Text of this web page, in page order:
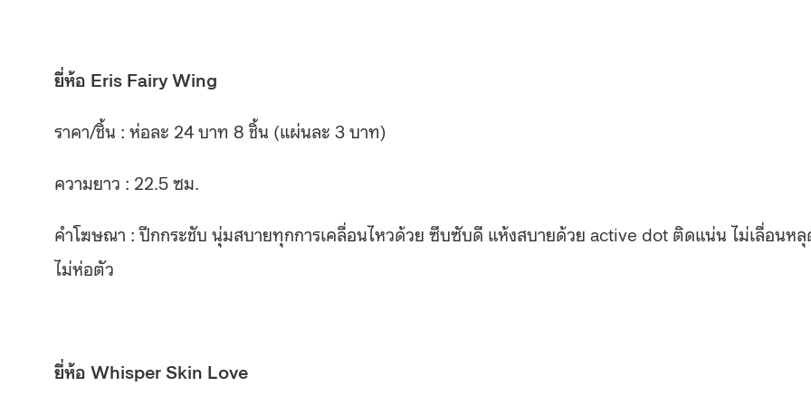
ยี่ห้อ Eris Fairy Wing
ราคา/ชิ้น : ห่อละ 24 บาท 8 ชิ้น (แผ่นละ 3 บาท)
ความยาว : 22.5 ซม.
คำโฆษณา : ปีกกระชับ นุ่มสบายทุกการเคลื่อนไหวด้วย ซึบซับดี แห้งสบายด้วย active dot ติดแน่น ไม่เลื่อนห
ไม่ห่อตัว
ยี่ห้อ Whisper Skin Love